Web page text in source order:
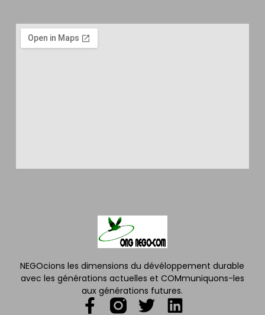
NEGOcions les dimensions du dévéloppement durable
avec les générations actuelles et COMmuniquons-les
aux générations futures.